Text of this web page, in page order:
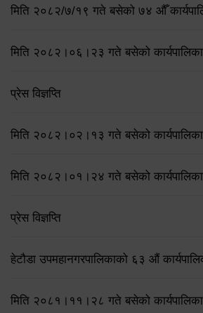
मिति २०८२/७/१९ गते बसेको ७४ औँ
मिति २०८२।०६।२३ गते बसेको
प्रेस विज्ञप्ति
मिति २०८२।०२।१३ गते बसेको
मिति २०८२।०१।२४ गते बसेको
प्रेस विज्ञप्ति
हेटौडा उपमहानगरपालिकाको ६३ औं
मिति २०८१।११।२८ गते बसेको